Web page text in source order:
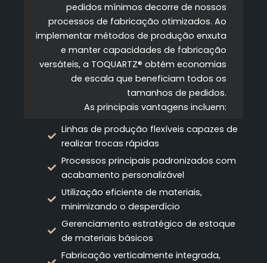
pedidos mínimos decorre de nossos
processos de fabricação otimizados. Ao
implementar métodos de produção enxuta
e manter capacidades de fabricação
versáteis, a TOQUARTZ® obtém economias
de escala que beneficiam todos os
tamanhos de pedidos.
As principais vantagens incluem:
Linhas de produção flexíveis capazes de
realizar trocas rápidas
Processos principais padronizados com
acabamento personalizável
Utilização eficiente de materiais,
minimizando o desperdício
Gerenciamento estratégico de estoque
de materiais básicos
Fabricação verticalmente integrada,